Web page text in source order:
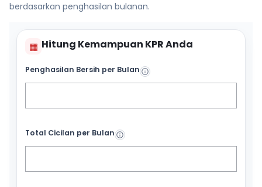
berdasarkan penghasilan bulanan.
▦ Hitung Kemampuan KPR Anda
Penghasilan Bersih per Bulan
Total Cicilan per Bulan